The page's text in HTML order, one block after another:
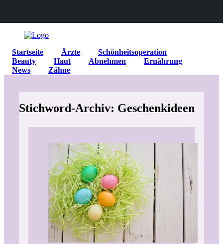
Startseite Ärzte
Schönheitsoperation
Beauty
Haut Abnehmen
Ernährung
News
Zähne
Stichword-Archiv: Geschenkideen